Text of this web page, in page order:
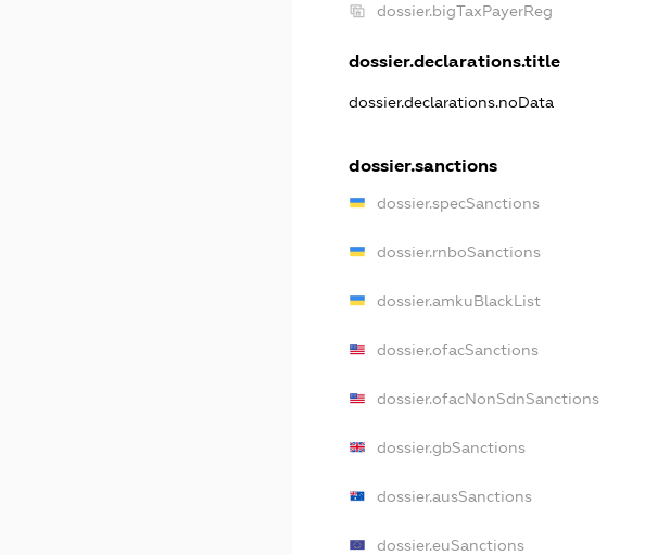
dossier.bigTaxPayerReg
dossier.declarations.title
dossier.declarations.noData
dossier.sanctions
dossier.specSanctions
dossier.rnboSanctions
dossier.amkuBlackList
dossier.ofacSanctions
dossier.ofacNonSdnSanctions
dossier.gbSanctions
dossier.ausSanctions
dossier.euSanctions